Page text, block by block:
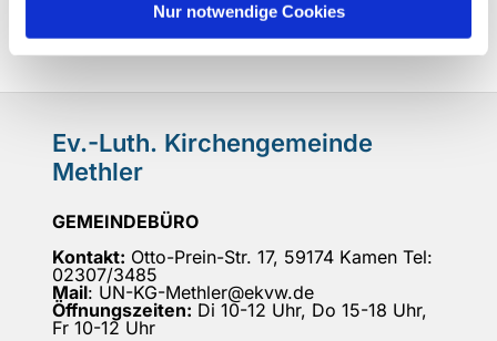
Nur notwendige Cookies
Ev.-Luth. Kirchengemeinde
Methler
GEMEINDEBÜRO
Kontakt: Otto-Prein-Str. 17, 59174 Kamen Tel:
02307/3485
Mail: UN-KG-Methler@ekvw.de
Öffnungszeiten: Di 10-12 Uhr, Do 15-18 Uhr,
Fr 10-12 Uhr